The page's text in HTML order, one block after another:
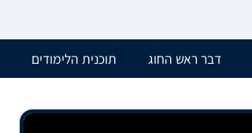
דבר ראש החוג תוכנית הלימודים